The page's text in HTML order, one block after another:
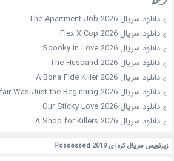
دانلود سریال The Apartment Job 2026
دانلود سریال Flex X Cop 2026
دانلود سریال Spooky in Love 2026
دانلود سریال The Husband 2026
دانلود سریال A Bona Fide Killer 2026
دانلود سریال The Affair Was Just the Beginning 2026
دانلود سریال Our Sticky Love 2026
دانلود سریال A Shop for Killers 2026
زیرنویس سریال کره ای Possessed 2019